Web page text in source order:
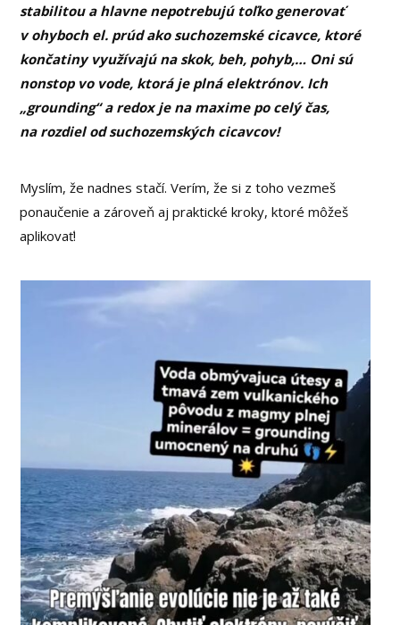
stabilitou a hlavne nepotrebujú toľko generovať
v ohyboch el. prúd ako suchozemské cicavce, ktoré
končatiny využívajú na skok, beh, pohyb,… Oni sú
nonstop vo vode, ktorá je plná elektrónov. Ich
„grounding“ a redox je na maxime po celý čas,
na rozdiel od suchozemských cicavcov!
Myslím, že nadnes stačí. Verím, že si z toho vezmeš
ponaučenie a zároveň aj praktické kroky, ktoré môžeš
aplikovať!